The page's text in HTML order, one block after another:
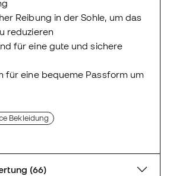
Reibung in der Sohle, um das
reduzieren
für eine gute und sichere
für eine bequeme Passform um
Bekleidung
Persönliche Bewertung (66)